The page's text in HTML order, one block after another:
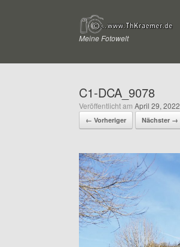
Meine Fotowelt
C1-DCA_9078
Veröffentlicht am April 29, 2022
← Vorheriger Nächster →